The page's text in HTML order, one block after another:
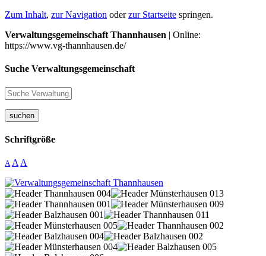
Zum Inhalt, zur Navigation oderzur Startseite springen.
Verwaltungsgemeinschaft Thannhausen | Online:
https://www.vg-thannhausen.de/
Suche Verwaltungsgemeinschaft
suchen
Schriftgröße
A A A